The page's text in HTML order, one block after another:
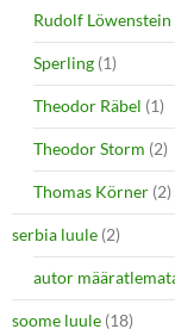
Rudolf Löwenstein
Sperling (1)
Theodor Räbel (1)
Theodor Storm (2)
Thomas Körner (2)
serbia luule (2)
autor
soome luule (18)